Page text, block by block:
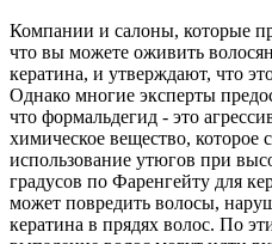
Компании и салоны, которые
что вы можете оживить
кератина, и утверждают, что
Однако многие эксперты
что формальдегид - это
химическое вещество, которое
использование утюгов при
градусов по Фаренгейту для
может повредить волосы,
кератина в прядях волос. По